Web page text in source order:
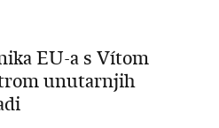
EU-a s Vítom
unutarnjih